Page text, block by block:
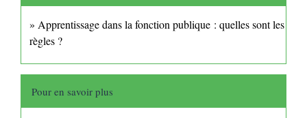
Apprentissage dans la fonction publique : quelles sont les
règles ?
Pour en savoir plus